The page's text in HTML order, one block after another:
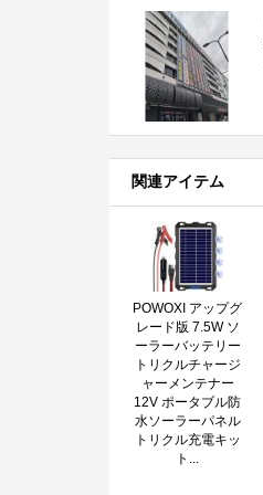
関連アイテム
POWOXI アップグ
レード版 7.5W ソ
ーラーバッテリー
トリクルチャージ
ャーメンテナー
12V ポータブル防
水ソーラーパネル
トリクル充電キッ
ト...